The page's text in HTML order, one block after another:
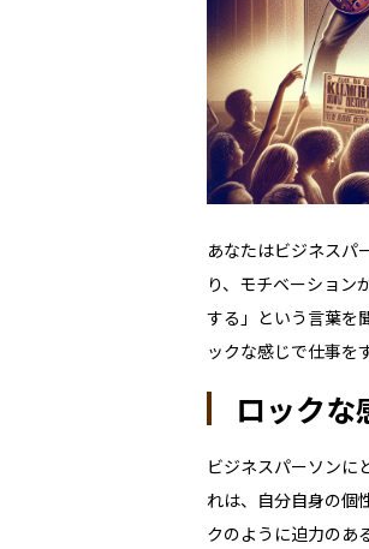
あなたはビジネスパ
り、モチベーション
する」という言葉を
ックな感じで仕事を
ロックな
ビジネスパーソンに
れは、自分自身の個
クのように迫力のあ